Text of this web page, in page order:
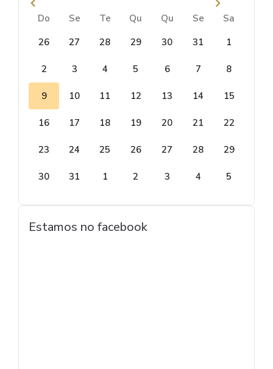
Do Se Te Qu Qu Se
Sa
26
27 28 29 30 31 1
2 3 4 5 6 7 8
9 10 11 12 13 14 15
16 17 18 19 20 21 22
23 24 25 26 27 28 29
30 31 1 2 3 4 5
Estamos no facebook